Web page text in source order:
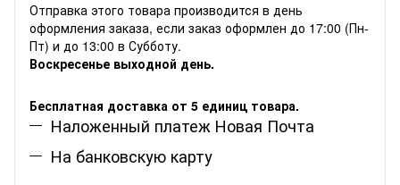
Отправка этого товара производится в день
оформления заказа, если заказ оформлен до 17:00 (Пн-
Пт) и до 13:00 в Субботу.
Воскресенье выходной день.
Бесплатная доставка от 5 единиц товара.
Наложенный платеж Новая Почта
На банковскую карту